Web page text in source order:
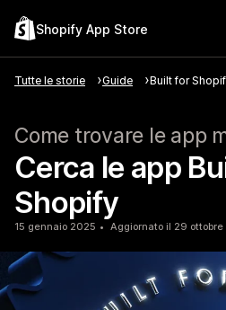
Shopify App Store
Tutte le storie Guide Built for
Come trovare le app
Cerca le app
Shopify
15 gennaio 2025 Aggiornato il 29 ottobre